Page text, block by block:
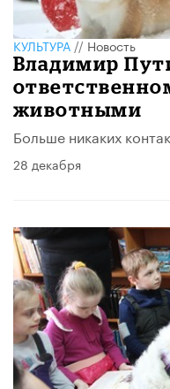
КУЛЬТУРА//Новость
Владимир
животными
Больше никаких
28 декабря